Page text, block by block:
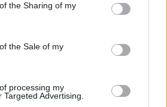
or usage behaviour. You may click to
Google and its third-party tags to
specified purposes in below Google
the Sharing of my
the Sale of my
processing my
Advertising.
prova della svolta.